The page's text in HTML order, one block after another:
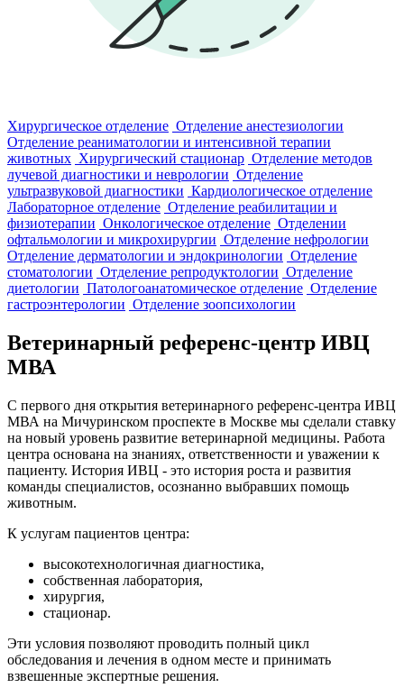
Хирургическое отделение Отделение анестезиологии
Отделение реаниматологии и интенсивной терапии
животных Хирургический стационар Отделение методов
лучевой диагностики и неврологии Отделение
ультразвуковой диагностики Кардиологическое отделение
Лабораторное отделение Отделение реабилитации и
физиотерапии Онкологическое отделение Отделении
офтальмологии и микрохирургии Отделение нефрологии
Отделение дерматологии и эндокринологии Отделение
стоматологии Отделение репродуктологии Отделение
диетологии Патологоанатомическое отделение Отделение
гастроэнтерологии Отделение зоопсихологии
Ветеринарный референс-центр ИВЦ
МВА
С первого дня открытия ветеринарного референс-центра ИВЦ
МВА на Мичуринском проспекте в Москве мы сделали ставку
на новый уровень развитие ветеринарной медицины. Работа
центра основана на знаниях, ответственности и уважении к
пациенту. История ИВЦ - это история роста и развития
команды специалистов, осознанно выбравших помощь
животным.
К услугам пациентов центра:
высокотехнологичная диагностика,
собственная лаборатория,
хирургия,
стационар.
Эти условия позволяют проводить полный цикл
обследования и лечения в одном месте и принимать
взвешенные экспертные решения.